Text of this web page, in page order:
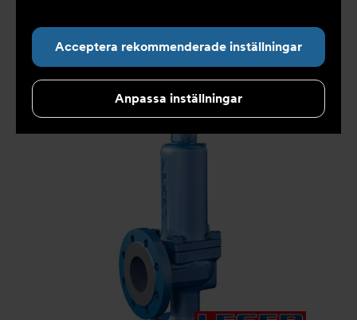
Acceptera rekommenderade inställningar
Anpassa inställningar